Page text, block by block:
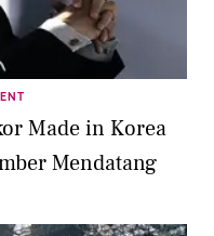
Made in Korea
Mendatang